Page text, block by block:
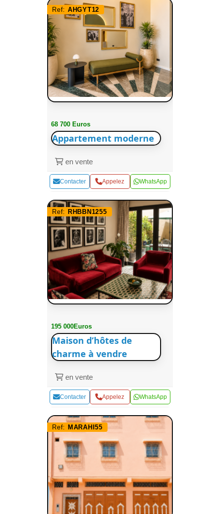
Ref: AHGYT12
68 700 Euros
Appartement moderne
en vente
Contacter Appelez WhatsApp
Ref: RHBBN1255
195 000Euros
Maison d’hôtes de
charme à vendre
en vente
Contacter Appelez WhatsApp
Ref: MARAHI55